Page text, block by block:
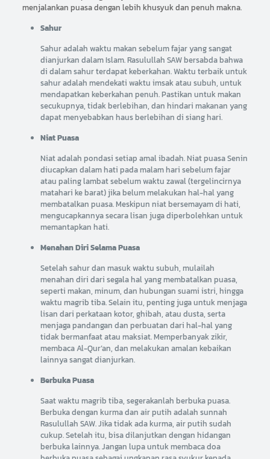
menjalankan puasa dengan lebih khusyuk dan penuh makna.
Sahur
Sahur adalah waktu makan sebelum fajar yang sangat
dianjurkan dalam Islam. Rasulullah SAW bersabda bahwa
di dalam sahur terdapat keberkahan. Waktu terbaik untuk
sahur adalah mendekati waktu imsak atau subuh, untuk
mendapatkan keberkahan penuh. Pastikan untuk makan
secukupnya, tidak berlebihan, dan hindari makanan yang
dapat menyebabkan haus berlebihan di siang hari.
Niat Puasa
Niat adalah pondasi setiap amal ibadah. Niat puasa Senin
diucapkan dalam hati pada malam hari sebelum fajar
atau paling lambat sebelum waktu zawal (tergelincirnya
matahari ke barat) jika belum melakukan hal-hal yang
membatalkan puasa. Meskipun niat bersemayam di hati,
mengucapkannya secara lisan juga diperbolehkan untuk
memantapkan hati.
Menahan Diri Selama Puasa
Setelah sahur dan masuk waktu subuh, mulailah
menahan diri dari segala hal yang membatalkan puasa,
seperti makan, minum, dan hubungan suami istri, hingga
waktu magrib tiba. Selain itu, penting juga untuk menjaga
lisan dari perkataan kotor, ghibah, atau dusta, serta
menjaga pandangan dan perbuatan dari hal-hal yang
tidak bermanfaat atau maksiat. Memperbanyak zikir,
membaca Al-Qur’an, dan melakukan amalan kebaikan
lainnya sangat dianjurkan.
Berbuka Puasa
Saat waktu magrib tiba, segerakanlah berbuka puasa.
Berbuka dengan kurma dan air putih adalah sunnah
Rasulullah SAW. Jika tidak ada kurma, air putih sudah
cukup. Setelah itu, bisa dilanjutkan dengan hidangan
berbuka lainnya. Jangan lupa untuk membaca doa